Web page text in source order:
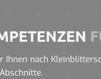
nach